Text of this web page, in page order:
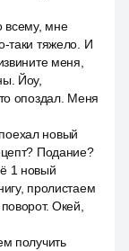
всему, мне
таки тяжело. И
меня,
Йоу,
опоздал. Меня
новый
Подание?
1 новый
пролистаем
Окей,
получить